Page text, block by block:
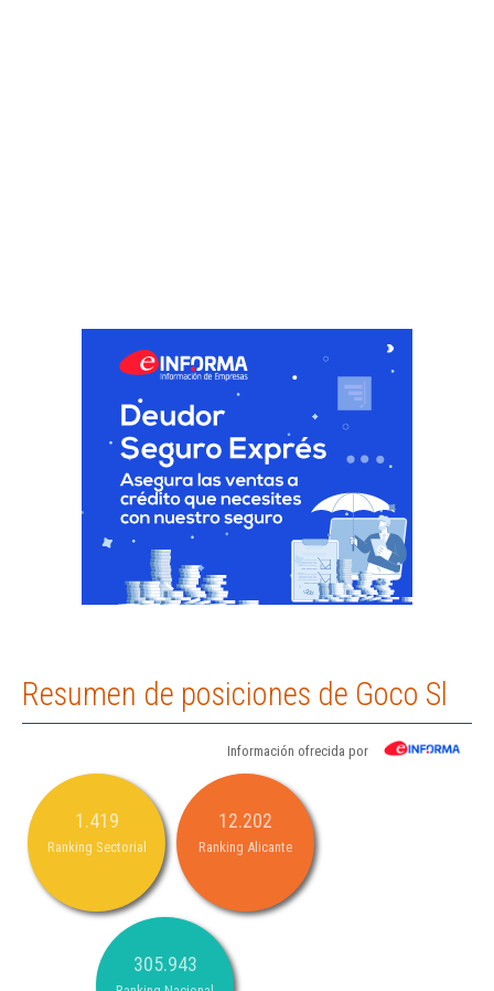
Resumen de posiciones de Goco Sl
Información ofrecida por
1.419
Ranking Sectorial
12.202
Ranking Alicante
305.943